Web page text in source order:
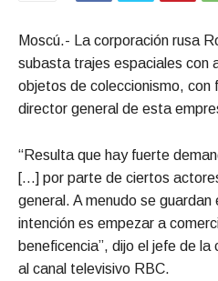
Moscú.- La corporación rusa
subasta trajes espaciales con
objetos de coleccionismo, con
director general de esta
“Resulta que hay fuerte
[…] por parte de ciertos
general. A menudo se
intención es empezar a
beneficencia”, dijo el jefe de
al canal televisivo RBC.